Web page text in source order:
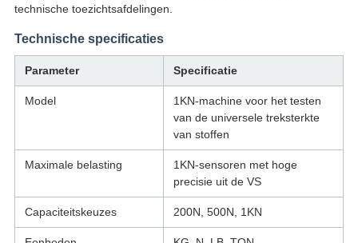
technische toezichtsafdelingen.
Technische specificaties
Parameter Specificatie
Model
1KN-machine voor het testen
van de universele treksterkte
van stoffen
Maximale belasting
1KN-sensoren met hoge
precisie uit de VS
Capaciteitskeuzes 200N, 500N, 1KN